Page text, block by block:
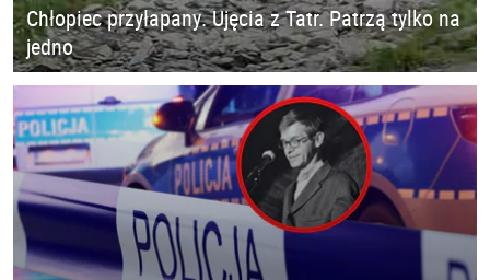
Chłopiec przyłapany. Ujęcia z Tatr. Patrzą tylko na
jedno